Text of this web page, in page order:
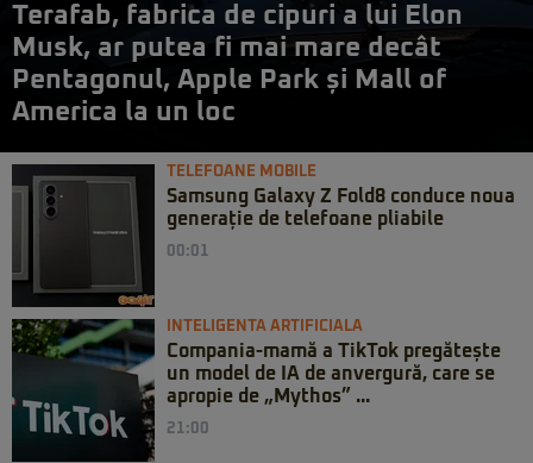
Terafab, fabrica de cipuri a lui Elon
Musk, ar putea fi mai mare decât
Pentagonul, Apple Park și Mall of
America la un loc
TELEFOANE MOBILE
Samsung Galaxy Z Fold8 conduce noua
generație de telefoane pliabile
00:01
INTELIGENTA ARTIFICIALA
Compania-mamă a TikTok pregătește
un model de IA de anvergură, care se
apropie de „Mythos” ...
21:00